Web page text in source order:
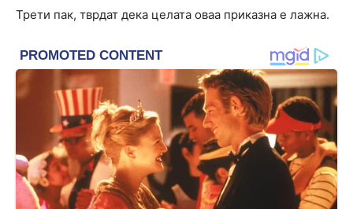
Трети пак, тврдат дека целата оваа приказна е лажна.